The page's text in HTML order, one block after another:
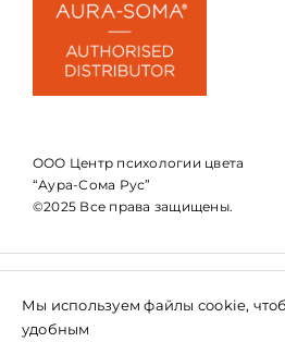
ООО Центр психологии цвета
“Аура-Сома Рус”
©2025 Все права защищены.
Комсомольский проспект 14/1
Мы используем файлы cookie,
удобным